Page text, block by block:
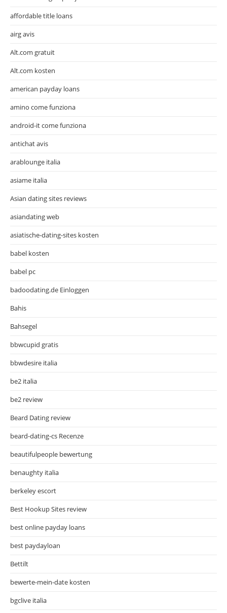
affordable title loans
airg avis
Alt.com gratuit
Alt.com kosten
american payday loans
amino come funziona
android-it come funziona
antichat avis
arablounge italia
asiame italia
Asian dating sites reviews
asiandating web
asiatische-dating-sites kosten
babel kosten
babel pc
badoodating.de Einloggen
Bahis
Bahsegel
bbwcupid gratis
bbwdesire italia
be2 italia
be2 review
Beard Dating review
beard-dating-cs Recenze
beautifulpeople bewertung
benaughty italia
berkeley escort
Best Hookup Sites review
best online payday loans
best paydayloan
Bettilt
bewerte-mein-date kosten
bgclive italia